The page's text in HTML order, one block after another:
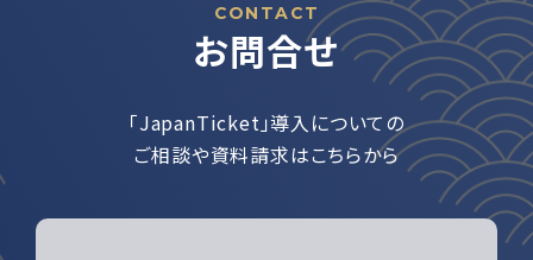
CONTACT
お問合せ
「JapanTicket」導入についての
ご相談や資料請求はこちらから